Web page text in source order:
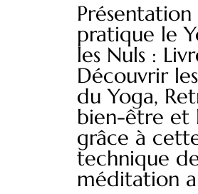
Présentation
pratique le
les Nuls :
Découvrir
du Yoga,
bien-être et
grâce à
technique
méditation